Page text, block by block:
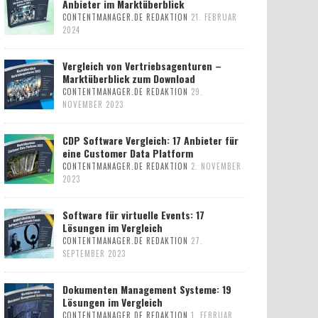
Anbieter im Marktüberblick
CONTENTMANAGER.DE REDAKTION 21. FEBRUAR
2024
Vergleich von Vertriebsagenturen –
Marktüberblick zum Download
CONTENTMANAGER.DE REDAKTION 29.
NOVEMBER 2023
CDP Software Vergleich: 17 Anbieter für
eine Customer Data Platform
CONTENTMANAGER.DE REDAKTION 2. NOVEMBER
2023
Software für virtuelle Events: 17
Lösungen im Vergleich
CONTENTMANAGER.DE REDAKTION 27.
SEPTEMBER 2023
Dokumenten Management Systeme: 19
Lösungen im Vergleich
CONTENTMANAGER.DE REDAKTION 1. FEBRUAR